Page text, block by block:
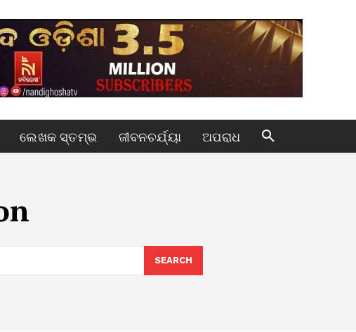
ଲେଖକ ସ୍ତମ୍ଭ ଜୀବନଚର୍ଯ୍ୟା ଅପରାଧ
SEARCH